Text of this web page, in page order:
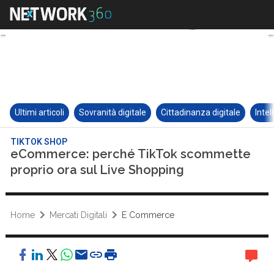
Ultimi articoli Sovranità digitale Cittadinanza digitale
TIKTOK SHOP
eCommerce: perché TikTok scommette
proprio ora sul Live Shopping
Home Mercati Digitali E Commerce